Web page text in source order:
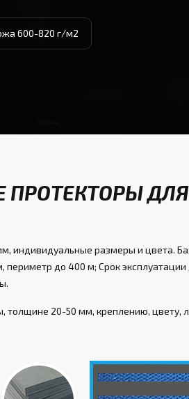
600-820 г/м2
размеры и цвета.
до 400 м; Срок
20-50 мм, креплению, цвету,